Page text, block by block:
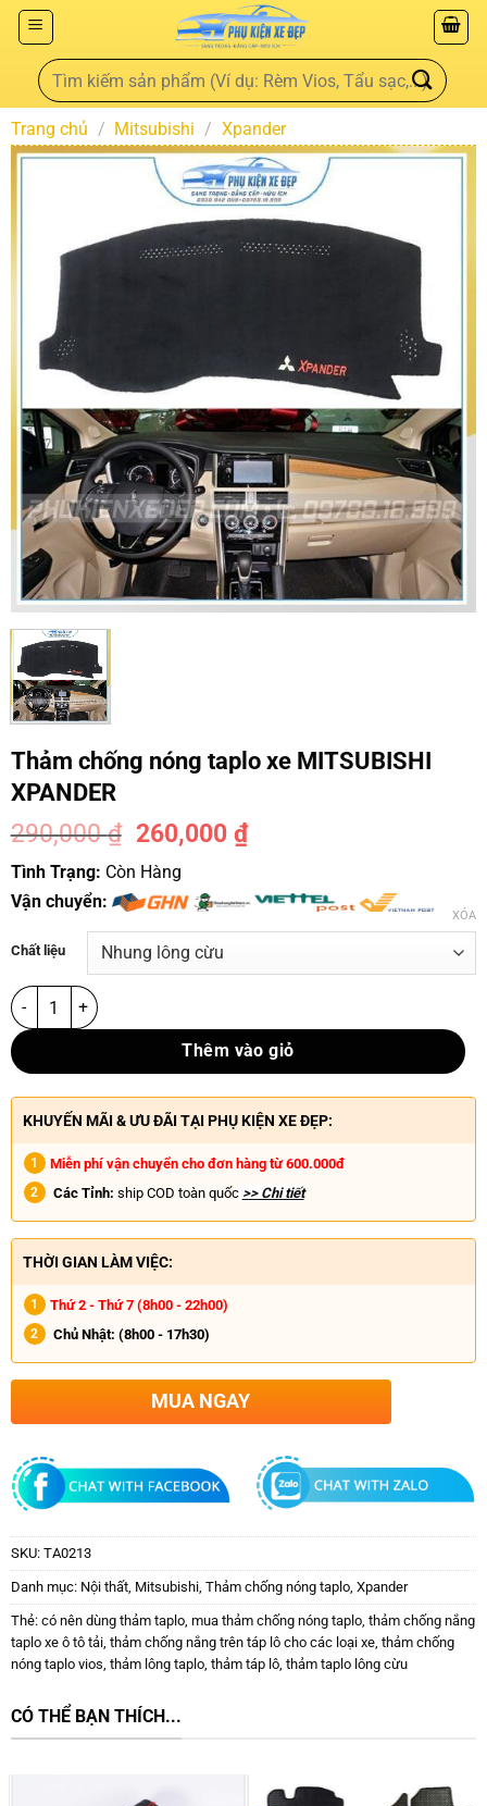
Trang chủ / Mitsubishi / Xpander
Thảm chống nóng taplo xe MITSUBISHI
XPANDER
290,000₫ 260,000 ₫
Tình Trạng: Còn Hàng
Vận chuyển:
Chất liệu
XÓA
Thêm vào giỏ
KHUYẾN MÃI & ƯU ĐÃI TẠI PHỤ KIỆN XE ĐẸP:
Miễn phí vận chuyển cho đơn hàng từ 600.000đ
Các Tỉnh: ship COD toàn quốc >> Chi tiết
THỜI GIAN LÀM VIỆC:
Thứ 2 - Thứ 7 (8h00 - 22h00)
Chủ Nhật: (8h00 - 17h30)
MUA NGAY
SKU: TA0213
Danh mục: Nội thất, Mitsubishi, Thảm chống nóng taplo, Xpander
Thẻ: có nên dùng thảm taplo, mua thảm chống nóng taplo, thảm chống nắng
taplo xe ô tô tải, thảm chống nắng trên táp lô cho các loại xe, thảm chống
nóng taplo vios, thảm lông taplo, thảm táp lô, thảm taplo lông cừu
CÓ THỂ BẠN THÍCH...